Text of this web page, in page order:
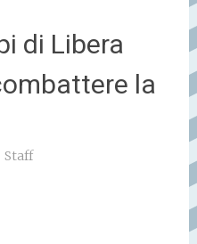
di Libera
la
Staff